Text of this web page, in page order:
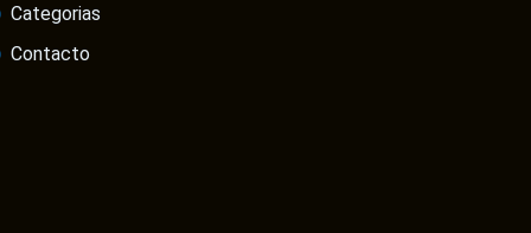
Categorias
Contacto